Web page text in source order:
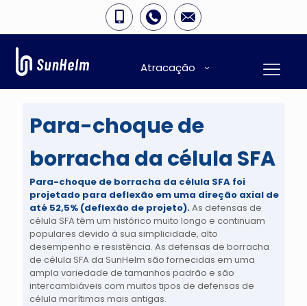
Atracação
Para-choque de
borracha da célula SFA
Para-choque de borracha da célula SFA foi
projetado para deflexão em uma direção axial de
até 52,5% (deflexão de projeto).As defensas de
célula SFA têm um histórico muito longo e continuam
populares devido à sua simplicidade, alto
desempenho e resistência. As defensas de borracha
de célula SFA da SunHelm são fornecidas em uma
ampla variedade de tamanhos padrão e são
intercambiáveis com muitos tipos de defensas de
célula marítimas mais antigas.